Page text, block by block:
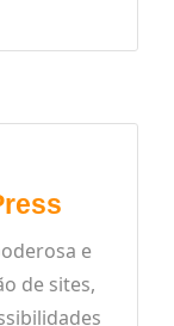
e
de sites,